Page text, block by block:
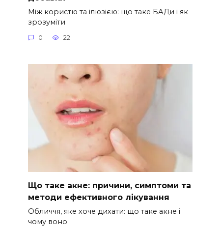
Між користю та ілюзією: що таке БАДи і як
зрозуміти
0 22
Що таке акне: причини, симптоми та
методи ефективного лікування
Обличчя, яке хоче дихати: що таке акне і
чому воно